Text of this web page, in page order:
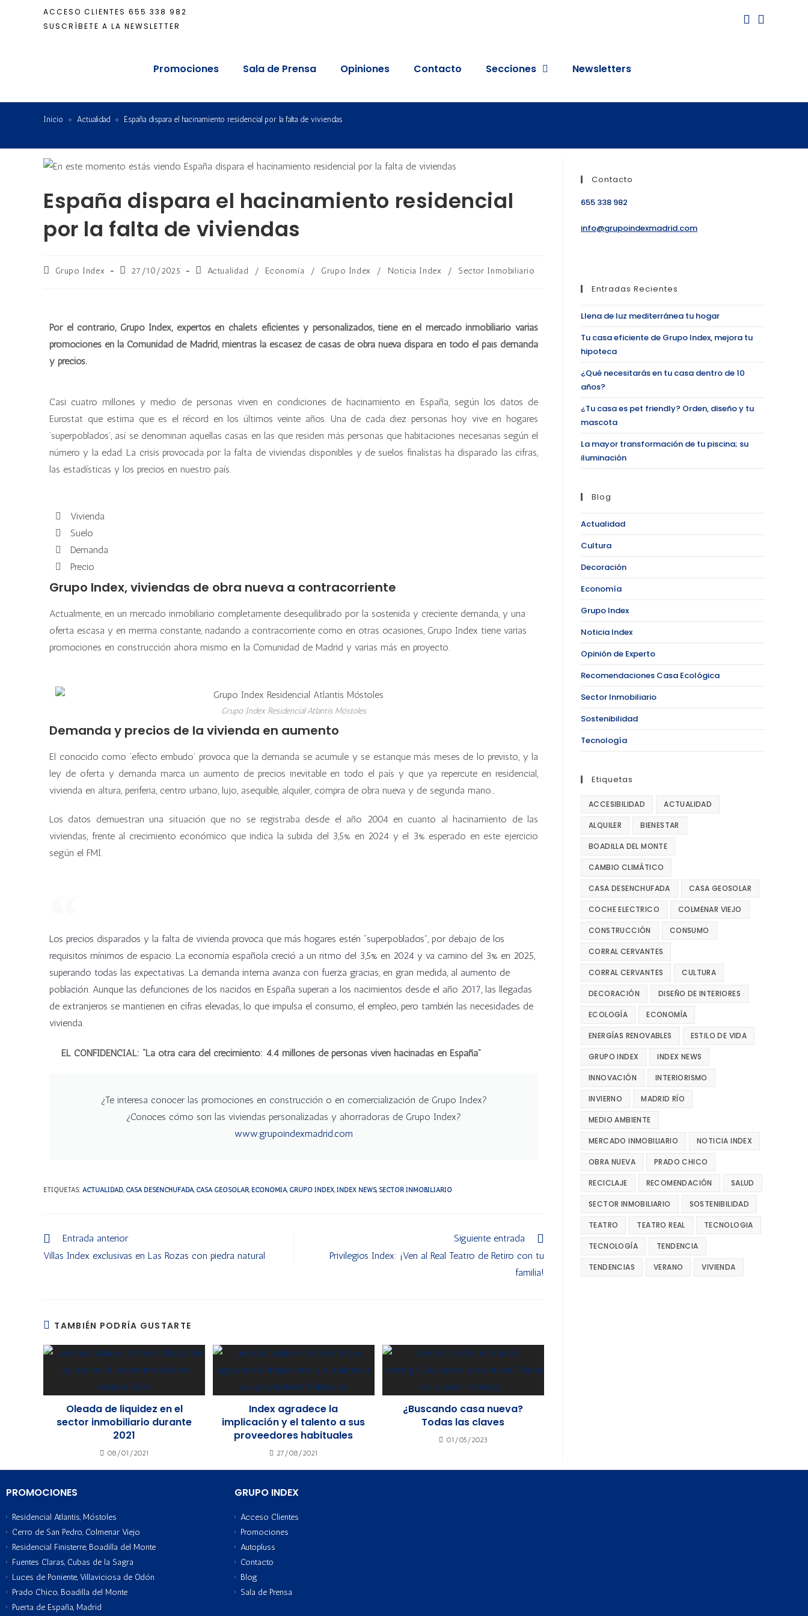
ACCESO CLIENTES 655 338 982
SUSCRÍBETE A LA NEWSLETTER
Promociones Sala de Prensa Opiniones Contacto Secciones Newsletters
Inicio + Actualidad + España dispara el hacinamiento residencial por la falta de viviendas
España dispara el hacinamiento residencial
por la falta de viviendas
Grupo Index 27/10/2025 Actualidad / Economía / Grupo Index / Noticia Index / Sector Inmobiliario
Por el contrario, Grupo Index, expertos en chalets eficientes y personalizados, tiene en el mercado inmobiliario varias
promociones en la Comunidad de Madrid, mientras la escasez de casas de obra nueva dispara en todo el país demanda
y precios.
Casi cuatro millones y medio de personas viven en condiciones de hacinamiento en España, según los datos de
Eurostat que estima que es el récord en los últimos veinte años. Una de cada diez personas hoy vive en hogares
‘superpoblados’, así se denominan aquellas casas en las que residen más personas que habitaciones necesarias según el
número y la edad. La crisis provocada por la falta de viviendas disponibles y de suelos finalistas ha disparado las cifras,
las estadísticas y los precios en nuestro país.
Vivienda
Suelo
Demanda
Precio
Grupo Index, viviendas de obra nueva a contracorriente
Actualmente, en un mercado inmobiliario completamente desequilibrado por la sostenida y creciente demanda, y una
oferta escasa y en merma constante, nadando a contracorriente como en otras ocasiones, Grupo Index tiene varias
promociones en construcción ahora mismo en la Comunidad de Madrid y varias más en proyecto.
Grupo Index Residencial Atlantis Móstoles
Demanda y precios de la vivienda en aumento
El conocido como ‘efecto embudo’ provoca que la demanda se acumule y se estanque más meses de lo previsto, y la
ley de oferta y demanda marca un aumento de precios inevitable en todo el país y que ya repercute en residencial,
vivienda en altura, periferia, centro urbano, lujo, asequible, alquiler, compra de obra nueva y de segunda mano…
Los datos demuestran una situación que no se registraba desde el año 2004 en cuanto al hacinamiento de las
viviendas, frente al crecimiento económico que indica la subida del 3,5% en 2024 y el 3% esperado en este ejercicio
según el FMI.
Los precios disparados y la falta de vivienda provoca que más hogares estén “superpoblados”, por debajo de los
requisitos mínimos de espacio. La economía española creció a un ritmo del 3,5% en 2024 y va camino del 3% en 2025,
superando todas las expectativas. La demanda interna avanza con fuerza gracias, en gran medida, al aumento de
población. Aunque las defunciones de los nacidos en España superan a los nacimientos desde el año 2017, las llegadas
de extranjeros se mantienen en cifras elevadas, lo que impulsa el consumo, el empleo, pero también las necesidades de
vivienda.
EL CONFIDENCIAL: “La otra cara del crecimiento: 4.4 millones de personas viven hacinadas en España”
¿Te interesa conocer las promociones en construcción o en comercialización de Grupo Index?
¿Conoces cómo son las viviendas personalizadas y ahorradoras de Grupo Index?
www.grupoindexmadrid.com
ETIQUETAS: ACTUALIDAD, CASA DESENCHUFADA, CASA GEOSOLAR, ECONOMÍA, GRUPO INDEX, INDEX NEWS, SECTOR INMOBILIARIO
Entrada anterior
Villas Index exclusivas en Las Rozas con piedra natural
Siguiente entrada
Privilegios Index: ¡Ven al Real Teatro de Retiro con tu
familia!
TAMBIÉN PODRÍA GUSTARTE
Oleada de liquidez en el
sector inmobiliario durante
2021
08/01/2021
Index agradece la
implicación y el talento a sus
proveedores habituales
27/08/2021
¿Buscando casa nueva?
Todas las claves
01/05/2023
Contacto
655 338 982
info@grupoindexmadrid.com
Entradas Recientes
Llena de luz mediterránea tu hogar
Tu casa eficiente de Grupo Index, mejora tu
hipoteca
¿Qué necesitarás en tu casa dentro de 10
años?
¿Tu casa es pet friendly? Orden, diseño y tu
mascota
La mayor transformación de tu piscina; su
iluminación
Blog
Actualidad
Cultura
Decoración
Economía
Grupo Index
Noticia Index
Opinión de Experto
Recomendaciones Casa Ecológica
Sector Inmobiliario
Sostenibilidad
Tecnología
Etiquetas
ACCESIBILIDAD ACTUALIDAD
ALQUILER BIENESTAR
BOADILLA DEL MONTE
CAMBIO CLIMÁTICO
CASA DESENCHUFADA CASA GEOSOLAR
COCHE ELECTRICO COLMENAR VIEJO
CONSTRUCCIÓN CONSUMO
CORRAL CERVANTES
CORRAL CERVANTES CULTURA
DECORACIÓN DISEÑO DE INTERIORES
ECOLOGÍA ECONOMÍA
ENERGÍAS RENOVABLES ESTILO DE VIDA
GRUPO INDEX INDEX NEWS
INNOVACIÓN INTERIORISMO
INVIERNO MADRID RÍO
MEDIO AMBIENTE
MERCADO INMOBILIARIO NOTICIA INDEX
OBRA NUEVA PRADO CHICO
RECICLAJE RECOMENDACIÓN SALUD
SECTOR INMOBILIARIO SOSTENIBILIDAD
TEATRO TEATRO REAL TECNOLOGIA
TECNOLOGÍA TENDENCIA
TENDENCIAS VERANO VIVIENDA
PROMOCIONES
Residencial Atlantis, Móstoles
Cerro de San Pedro, Colmenar Viejo
Residencial Finisterre, Boadilla del Monte
Fuentes Claras, Cubas de la Sagra
Luces de Poniente, Villaviciosa de Odón
Prado Chico, Boadilla del Monte
Puerta de España, Madrid
GRUPO INDEX
Acceso Clientes
Promociones
Autopluss
Contacto
Blog
Sala de Prensa